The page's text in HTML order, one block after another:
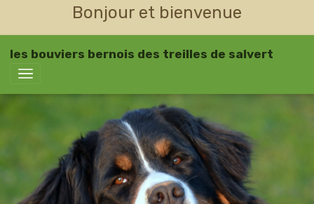
Bonjour et bienvenue
les bouviers bernois des treilles de salvert